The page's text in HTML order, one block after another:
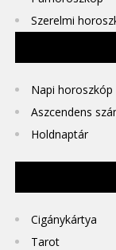
Szerelmi
Napi horoszkóp
Aszcendens
Holdnaptár
Cigánykártya
Tarot